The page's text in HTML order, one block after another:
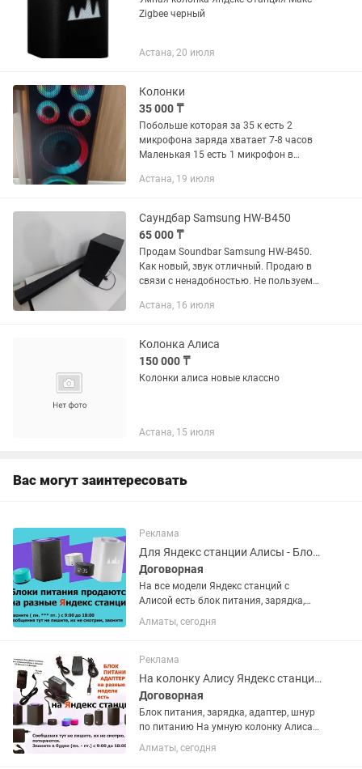
Zigbee черный
Астана, 20 июля
Колонки
35 000 ₸
Побольше которая за 35 к есть 2
микрофона заряда хватает 7-8 часов
Маленькая 15 есть 1 микрофон в
Астана, 19 июля
Саундбар Samsung HW-B450
65 000 ₸
Продам Soundbar Samsung HW-B450.
Как новый, звук отличный. Продаю в
связи с ненадобностью. Не пользуемся
жатыр
Астана, 16 июля
Колонка Алиса
150 000 ₸
Колонки алиса новые классно
Астана, 15 июля
Вас могут заинтересовать
Реклама
Для Яндекс станции Алисы - Блок питания зарядное устройство зарядка адаптер
Договорная
На все модели Яндекс станций с
Алисой есть блок питания, зарядка,
шнур для колонки Алиса. На вашу
колонку Алису по минималке сделаю
снова будет работать, а не стоять...
Алматы, сегодня
Реклама
На колонку Алису Яндекс станцию Блок питания, зарядка, адаптер, шнур
Договорная
Блок питания, зарядка, адаптер, шнур
по питанию На умную колонку Алиса
На Яндекс станцию Есть на все модели
Яндекс станций на вашу модель Алисы
Алматы, сегодня